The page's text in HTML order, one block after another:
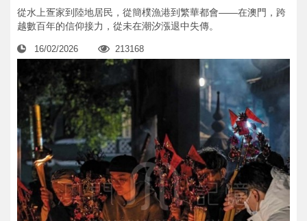
從水上疍家到陸地居民，從簡樸漁港到繁華都會——在澳門，跨
越數百年的信仰接力，從未在潮汐漲退中失傳。
16/02/2026 213168